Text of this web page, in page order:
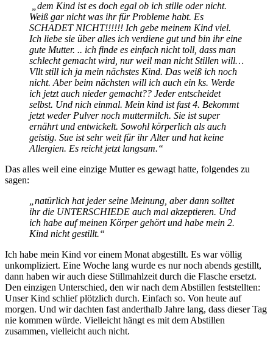
„dem Kind ist es doch egal ob ich stille oder nicht.
Weiß gar nicht was ihr für Probleme habt. Es
SCHADET NICHT!!!!!! Ich gebe meinem Kind viel.
Ich liebe sie über alles ich verdiene gut und bin ihr eine
gute Mutter. .. ich finde es einfach nicht toll, dass man
schlecht gemacht wird, nur weil man nicht Stillen will…
Vllt still ich ja mein nächstes Kind. Das weiß ich noch
nicht. Aber beim nächsten will ich auch ein ks. Werde
ich jetzt auch nieder gemacht?? Jeder entscheidet
selbst. Und nich einmal. Mein kind ist fast 4. Bekommt
jetzt weder Pulver noch muttermilch. Sie ist super
ernährt und entwickelt. Sowohl körperlich als auch
geistig. Sue ist sehr weit für ihr Alter und hat keine
Allergien. Es reicht jetzt langsam.“
Das alles weil eine einzige Mutter es gewagt hatte, folgendes zu
sagen:
natürlich hat jeder seine Meinung, aber dann solltet
ihr die UNTERSCHIEDE auch mal akzeptieren. Und
ich habe auf meinen Körper gehört und habe mein 2.
Kind nicht gestillt.“
Ich habe mein Kind vor einem Monat abgestillt. Es war völlig
unkompliziert. Eine Woche lang wurde es nur noch abends gestillt,
dann haben wir auch diese Stillmahlzeit durch die Flasche ersetzt.
Den einzigen Unterschied, den wir nach dem Abstillen feststellten:
Unser Kind schlief plötzlich durch. Einfach so. Von heute auf
morgen. Und wir dachten fast anderthalb Jahre lang, dass dieser Tag
nie kommen würde. Vielleicht hängt es mit dem Abstillen
zusammen, vielleicht auch nicht.